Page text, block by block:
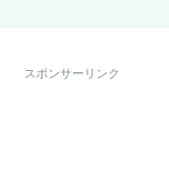
スポンサーリンク